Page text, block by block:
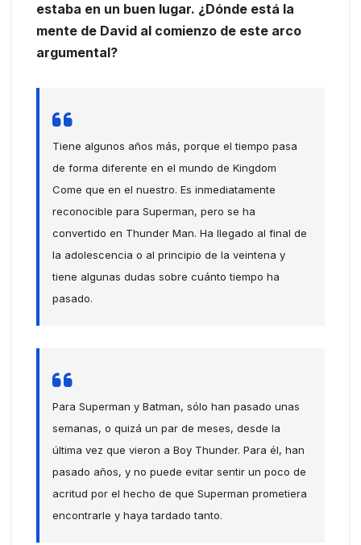
estaba en un buen lugar. ¿Dónde está la
mente de David al comienzo de este arco
argumental?
Tiene algunos años más, porque el tiempo pasa
de forma diferente en el mundo de Kingdom
Come que en el nuestro. Es inmediatamente
reconocible para Superman, pero se ha
convertido en Thunder Man. Ha llegado al final de
la adolescencia o al principio de la veintena y
tiene algunas dudas sobre cuánto tiempo ha
pasado.
Para Superman y Batman, sólo han pasado unas
semanas, o quizá un par de meses, desde la
última vez que vieron a Boy Thunder. Para él, han
pasado años, y no puede evitar sentir un poco de
acritud por el hecho de que Superman prometiera
encontrarle y haya tardado tanto.